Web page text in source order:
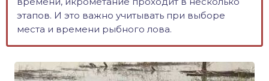
этапов. И это важно учитывать при выборе
места и времени рыбного лова.